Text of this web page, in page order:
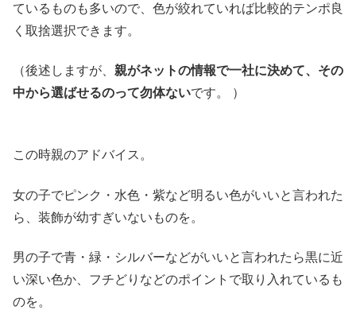
ているものも多いので、色が絞れていれば比較的テンポ良
く取捨選択できます。
（後述しますが、 親がネットの情報で一社に決めて、その
中から選ばせるのって勿体ないです。 ）
この時親のアドバイス。
女の子でピンク・水色・紫など明るい色がいいと言われた
ら、装飾が幼すぎいないものを。
男の子で青・緑・シルバーなどがいいと言われたら黒に近
い深い色か、フチどりなどのポイントで取り入れているも
のを。